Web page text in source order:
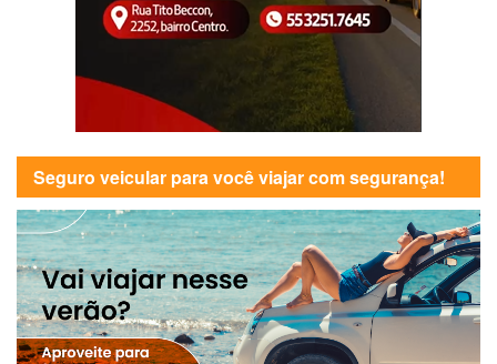
Seguro veicular para você viajar com segurança!